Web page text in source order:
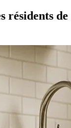
résidents de